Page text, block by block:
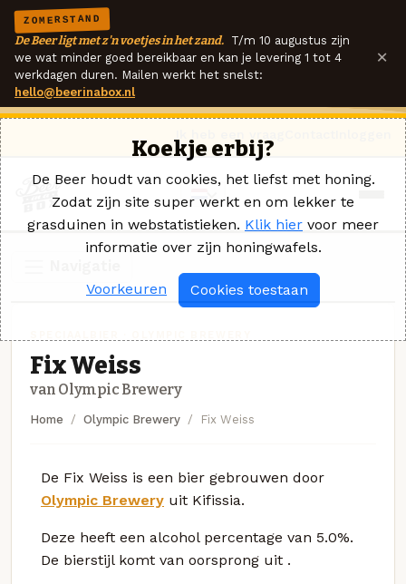
ZOMERSTAND
De Beer ligt met z'n voetjes in het zand. T/m 10 augustus zijn
we wat minder goed bereikbaar en kan je levering 1 tot 4
werkdagen duren. Mailen werkt het snelst:
hello@beerinabox.nl
×
Fix Weiss
van Olympic Brewery
Home Olympic Brewery Fix Weiss
De Fix Weiss is een bier gebrouwen door
Olympic Brewery uit Kifissia.
Deze heeft een alcohol percentage van 5.0%.
De bierstijl komt van oorsprong uit .
Koekje erbij?
De Beer houdt van cookies, het liefst met honing.
Zodat zijn site super werkt en om lekker te
grasduinen in webstatistieken. Klik hier voor meer
informatie over zijn honingwafels.
Voorkeuren Cookies toestaan